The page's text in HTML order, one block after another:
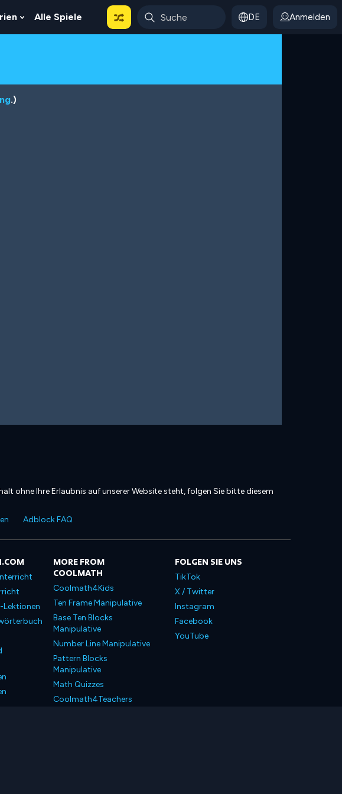
Show
Submenu
Alle Spiele DE Anmelden
.)
ohne Ihre Erlaubnis auf unserer Website steht, folgen Sie bitte diesem
Adblock FAQ
Lektionen
MORE FROM
COOLMATH
Coolmath4Kids
Ten Frame Manipulative
Base Ten Blocks
Manipulative
Number Line Manipulative
Pattern Blocks
Manipulative
Math Quizzes
Coolmath4Teachers
FOLGEN SIE UNS
TikTok
X / Twitter
Instagram
Facebook
YouTube